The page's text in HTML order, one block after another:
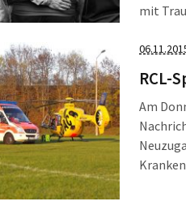
mit
wurde
RCL-
Am